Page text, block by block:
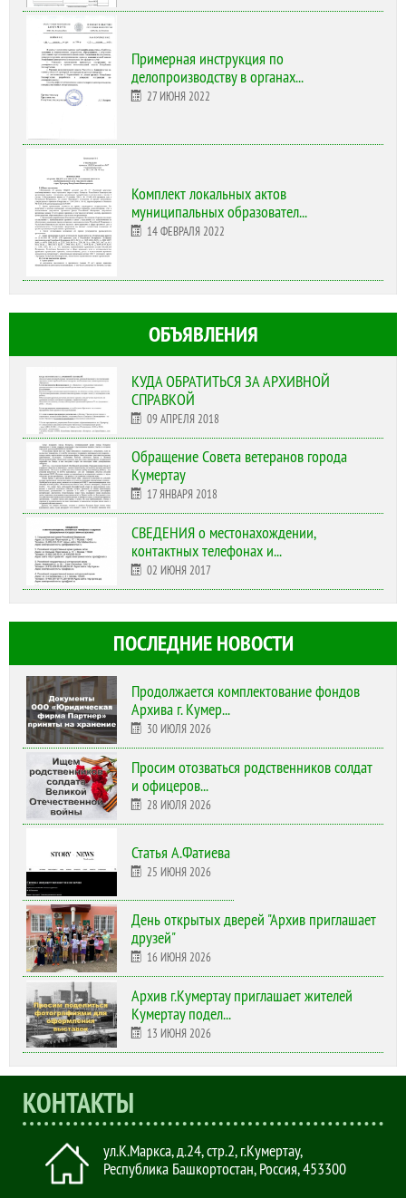
Примерная инструкция по
делопроизводству в органах...
27 ИЮНЯ 2022
Комплект локальных актов
муниципальных образовател...
14 ФЕВРАЛЯ 2022
ОБЪЯВЛЕНИЯ
КУДА ОБРАТИТЬСЯ ЗА АРХИВНОЙ
СПРАВКОЙ
09 АПРЕЛЯ 2018
Обращение Совета ветеранов города
Кумертау
17 ЯНВАРЯ 2018
СВЕДЕНИЯ о местонахождении,
контактных телефонах и...
02 ИЮНЯ 2017
ПОСЛЕДНИЕ НОВОСТИ
Продолжается комплектование фондов
Архива г. Кумер...
30 ИЮЛЯ 2026
Просим отозваться родственников солдат
и офицеров...
28 ИЮЛЯ 2026
Статья А.Фатиева
25 ИЮНЯ 2026
День открытых дверей "Архив приглашает
друзей"
16 ИЮНЯ 2026
Архив г.Кумертау приглашает жителей
Кумертау подел...
13 ИЮНЯ 2026
КОНТАКТЫ
ул.К.Маркса, д.24, стр.2,г.Кумертау,
Республика Башкортостан, Россия,453300